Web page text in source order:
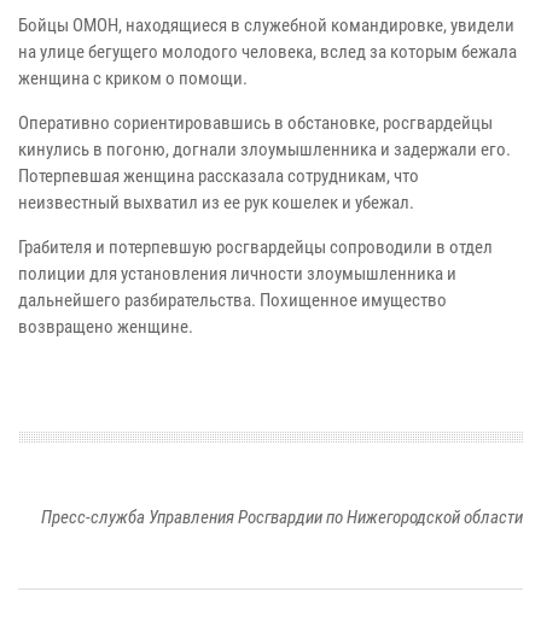
Бойцы ОМОН, находящиеся в служебной командировке, увидели
на улице бегущего молодого человека, вслед за которым бежала
женщина с криком о помощи.
Оперативно сориентировавшись в обстановке, росгвардейцы
кинулись в погоню, догнали злоумышленника и задержали его.
Потерпевшая женщина рассказала сотрудникам, что
неизвестный выхватил из ее рук кошелек и убежал.
Грабителя и потерпевшую росгвардейцы сопроводили в отдел
полиции для установления личности злоумышленника и
дальнейшего разбирательства. Похищенное имущество
возвращено женщине.
Пресс-служба Управления Росгвардии по Нижегородской области